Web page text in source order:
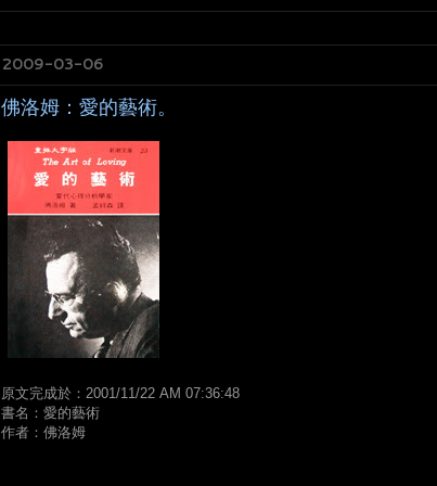
2009-03-06
佛洛姆：愛的藝術。
原文完成於：2001/11/22 AM 07:36:48
書名：愛的藝術
作者：佛洛姆